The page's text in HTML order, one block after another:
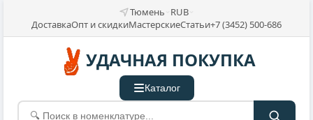
Тюмень RUB
ДоставкаОпт и скидкиМастерскиеСтатьи+7 (3452) 500-686
УДАЧНАЯ ПОКУПКА
Каталог